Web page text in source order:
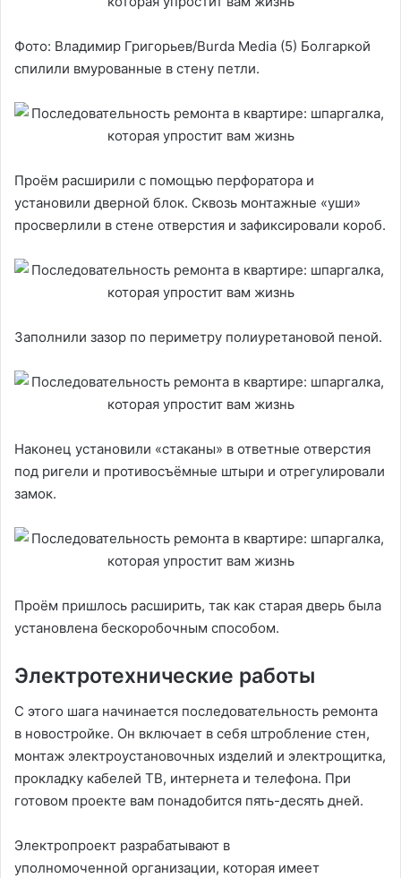
Фото: Владимир Григорьев/Burdа Media (5) Болгаркой
спилили вмурованные в стену петли.
Проём расширили с помощью перфоратора и
установили дверной блок. Сквозь монтажные «уши»
просверлили в стене отверстия и зафиксировали короб.
Заполнили зазор по периметру полиуретановой пеной.
Наконец установили «стаканы» в ответные отверстия
под ригели и противосъёмные штыри и отрегулировали
замок.
Проём пришлось расширить, так как старая дверь была
установлена бескоробочным способом.
Электротехнические работы
С этого шага начинается последовательность ремонта
в новостройке. Он включает в себя штробление стен,
монтаж электроустановочных изделий и электрощитка,
прокладку кабелей ТВ, интернета и телефона. При
готовом проекте вам понадобится пять-десять дней.
Электропроект разрабатывают в
уполномоченной организации, которая имеет